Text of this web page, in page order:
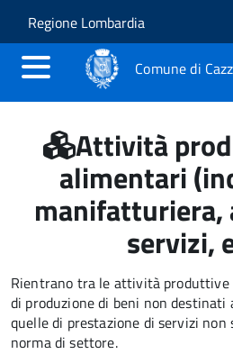
Salta al contenuto
Skip to site navigation
Regione Lombardia
Comune di
Attività
alimentari
manifatturiera,
servizi,
Rientrano tra le attività
di produzione di beni non destinati
quelle di prestazione di servizi non
norma di settore.